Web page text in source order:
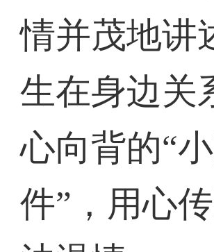
情并茂地讲
生在身边关
心向背的“
件”，用心